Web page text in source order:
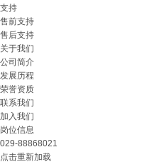
支持
售前支持
售后支持
关于我们
公司简介
发展历程
荣誉资质
联系我们
加入我们
岗位信息
029-88868021
点击重新加载